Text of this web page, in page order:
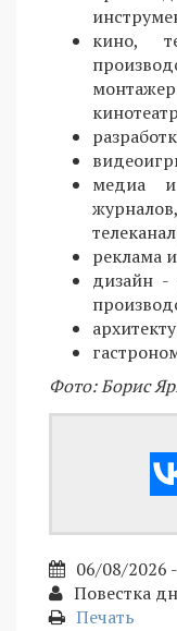
кино,
медиа
реклама
дизайн -
Фото: Борис
06/08/2026
Повестка
Печать